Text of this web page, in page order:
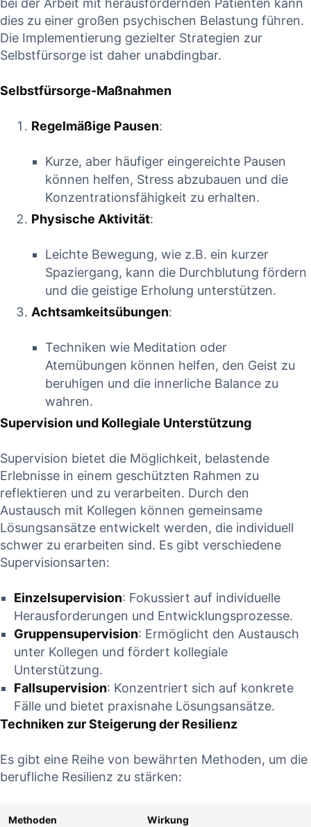
bei der Arbeit mit herausfordernden⁤ Patienten kann
dies zu einer großen psychischen Belastung führen.
Die ‌Implementierung gezielter Strategien ​zur
Selbstfürsorge ist daher unabdingbar.
Selbstfürsorge-Maßnahmen
Regelmäßige Pausen:
Kurze,​ aber häufiger eingereichte⁤ Pausen
können‍ helfen, Stress abzubauen und die
Konzentrationsfähigkeit zu⁣ erhalten.
Physische Aktivität:
Leichte Bewegung, wie z.B. ein kurzer
Spaziergang, kann die Durchblutung fördern
und die geistige Erholung unterstützen.
Achtsamkeitsübungen:
Techniken wie Meditation oder
Atemübungen können helfen,​ den Geist zu
beruhigen und die innerliche Balance zu
wahren.
Supervision und Kollegiale Unterstützung
Supervision bietet die⁤ Möglichkeit, belastende
Erlebnisse in einem geschützten Rahmen zu
reflektieren und zu verarbeiten. Durch‍ den
‌Austausch mit⁤ Kollegen können gemeinsame
‍Lösungsansätze entwickelt werden, ⁤die individuell
schwer zu erarbeiten sind. Es gibt verschiedene
Supervisionsarten:
Einzelsupervision: Fokussiert‌ auf individuelle
Herausforderungen ‌und Entwicklungsprozesse.
Gruppensupervision: Ermöglicht den​ Austausch
unter Kollegen und fördert ⁣kollegiale
Unterstützung.
Fallsupervision: Konzentriert⁢ sich auf konkrete
Fälle und bietet praxisnahe Lösungsansätze.
Techniken zur Steigerung der Resilienz
Es gibt eine ‌Reihe von bewährten Methoden, um die
berufliche Resilienz zu stärken:
Methoden Wirkung